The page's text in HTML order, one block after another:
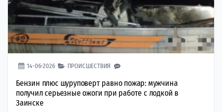
14-06-2026 ПРОИСШЕСТВИЯ
Бензин плюс шуруповерт равно пожар: мужчина
получил серьезные ожоги при работе с лодкой в
Заинске